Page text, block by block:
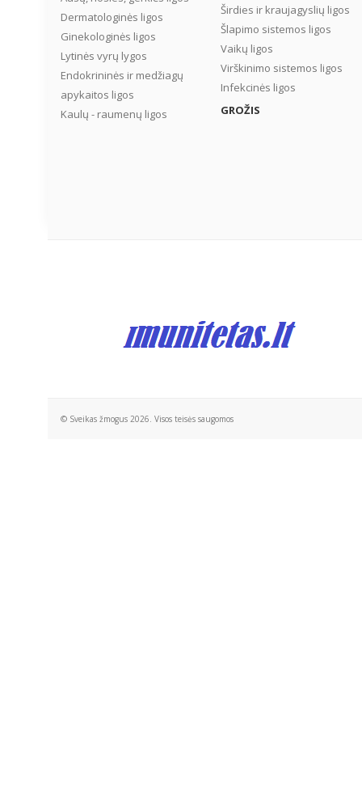
Dermatologinės ligos
Ginekologinės ligos
Lytinės vyrų lygos
Endokrininės ir medžiagų
apykaitos ligos
Kaulų - raumenų ligos
Širdies ir kraujagyslių ligos
Šlapimo sistemos ligos
Vaikų ligos
Virškinimo sistemos ligos
Infekcinės ligos
GROŽIS
© Sveikas žmogus 2026. Visos teisės saugomos